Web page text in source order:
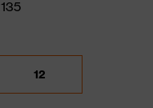
12